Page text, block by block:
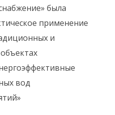
была
применение
и
вод